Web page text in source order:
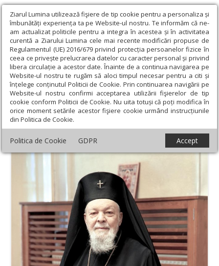
Ziarul Lumina utilizează fişiere de tip cookie pentru a personaliza și
îmbunătăți experiența ta pe Website-ul nostru. Te informăm că ne-
am actualizat politicile pentru a integra în acestea și în activitatea
curentă a Ziarului Lumina cele mai recente modificări propuse de
Regulamentul (UE) 2016/679 privind protecția persoanelor fizice în
ceea ce privește prelucrarea datelor cu caracter personal și privind
libera circulație a acestor date. Înainte de a continua navigarea pe
Website-ul nostru te rugăm să aloci timpul necesar pentru a citi și
înțelege conținutul Politicii de Cookie. Prin continuarea navigării pe
Website-ul nostru confirmi acceptarea utilizării fişierelor de tip
cookie conform Politicii de Cookie. Nu uita totuși că poți modifica în
orice moment setările acestor fişiere cookie urmând instrucțiunile
din Politica de Cookie.
Politica de Cookie GDPR Accept
Ziarul Lumina › Actualitate religioasă › Mesaje și cuvântări ›
Naşterea Domnului a răsărit lumii lumina cunoştinţei
Naşterea Domnului a răsărit lumii lumina
cunoştinţei